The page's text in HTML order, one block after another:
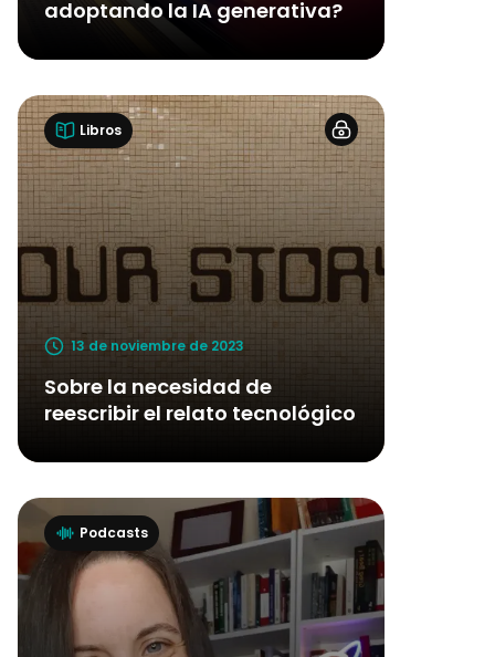
adoptando la IA generativa?
Libros
13 de noviembre de 2023
Sobre la necesidad de
reescribir el relato tecnológico
Podcasts